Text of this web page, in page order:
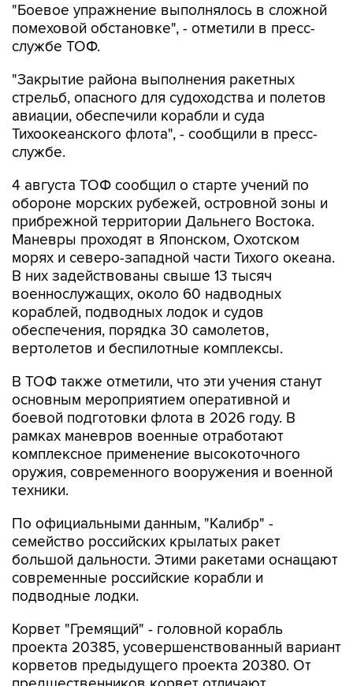
"Боевое упражнение выполнялось в сложной
помеховой обстановке", - отметили в пресс-
службе ТОФ.
"Закрытие района выполнения ракетных
стрельб, опасного для судоходства и полетов
авиации, обеспечили корабли и суда
Тихоокеанского флота", - сообщили в пресс-
службе.
4 августа ТОФ сообщил о старте учений по
обороне морских рубежей, островной зоны и
прибрежной территории Дальнего Востока.
Маневры проходят в Японском, Охотском
морях и северо-западной части Тихого океана.
В них задействованы свыше 13 тысяч
военнослужащих, около 60 надводных
кораблей, подводных лодок и судов
обеспечения, порядка 30 самолетов,
вертолетов и беспилотные комплексы.
В ТОФ также отметили, что эти учения станут
основным мероприятием оперативной и
боевой подготовки флота в 2026 году. В
рамках маневров военные отработают
комплексное применение высокоточного
оружия, современного вооружения и военной
техники.
По официальными данным, "Калибр" -
семейство российских крылатых ракет
большой дальности. Этими ракетами оснащают
современные российские корабли и
подводные лодки.
Корвет "Гремящий" - головной корабль
проекта 20385, усовершенствованный вариант
корветов предыдущего проекта 20380. От